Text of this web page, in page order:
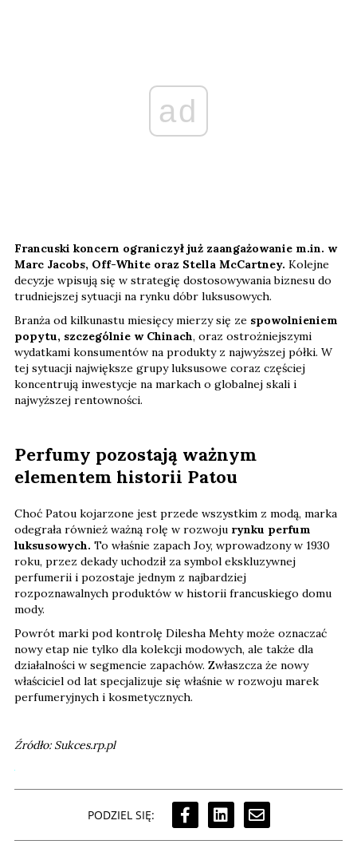
ad
Francuski koncern ograniczył już zaangażowanie m.in. w
Marc Jacobs, Off-White oraz Stella McCartney. Kolejne
decyzje wpisują się w strategię dostosowywania biznesu do
trudniejszej sytuacji na rynku dóbr luksusowych.
Branża od kilkunastu miesięcy mierzy się ze spowolnieniem
popytu, szczególnie w Chinach, oraz ostrożniejszymi
wydatkami konsumentów na produkty z najwyższej półki. W
tej sytuacji największe grupy luksusowe coraz częściej
koncentrują inwestycje na markach o globalnej skali i
najwyższej rentowności.
Perfumy pozostają ważnym
elementem historii Patou
Choć Patou kojarzone jest przede wszystkim z modą, marka
odegrała również ważną rolę w rozwoju rynku perfum
luksusowych. To właśnie zapach Joy, wprowadzony w 1930
roku, przez dekady uchodził za symbol ekskluzywnej
perfumerii i pozostaje jednym z najbardziej
rozpoznawalnych produktów w historii francuskiego domu
mody.
Powrót marki pod kontrolę Dilesha Mehty może oznaczać
nowy etap nie tylko dla kolekcji modowych, ale także dla
działalności w segmencie zapachów. Zwłaszcza że nowy
właściciel od lat specjalizuje się właśnie w rozwoju marek
perfumeryjnych i kosmetycznych.
Źródło: Sukces.rp.pl
PODZIEL SIĘ: